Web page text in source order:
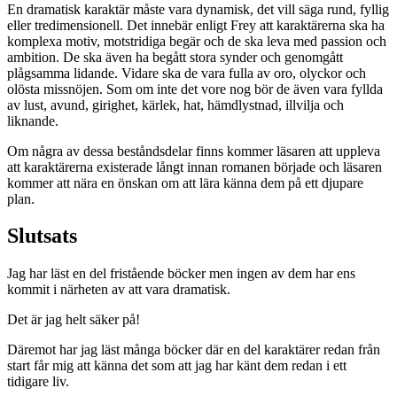
En dramatisk karaktär måste vara dynamisk, det vill säga rund, fyllig
eller tredimensionell. Det innebär enligt Frey att karaktärerna ska ha
komplexa motiv, motstridiga begär och de ska leva med passion och
ambition. De ska även ha begått stora synder och genomgått
plågsamma lidande. Vidare ska de vara fulla av oro, olyckor och
olösta missnöjen. Som om inte det vore nog bör de även vara fyllda
av lust, avund, girighet, kärlek, hat, hämdlystnad, illvilja och
liknande.
Om några av dessa beståndsdelar finns kommer läsaren att uppleva
att karaktärerna existerade långt innan romanen började och läsaren
kommer att nära en önskan om att lära känna dem på ett djupare
plan.
Slutsats
Jag har läst en del fristående böcker men ingen av dem har ens
kommit i närheten av att vara dramatisk.
Det är jag helt säker på!
Däremot har jag läst många böcker där en del karaktärer redan från
start får mig att känna det som att jag har känt dem redan i ett
tidigare liv.